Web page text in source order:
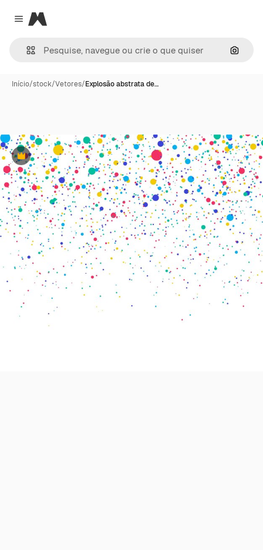
Close menu
Magnific
Início/stock/Vetores/Explosão abstrata de…
Premium